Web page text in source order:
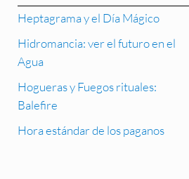
Heptagrama y el Día Mágico
Hidromancia: ver el futuro en el
Agua
Hogueras y Fuegos rituales:
Balefire
Hora estándar de los paganos